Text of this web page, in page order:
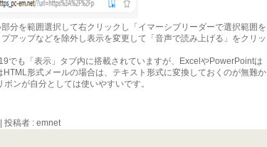
分を範囲選択して右クリックし「イマーシブリーダーで選択範囲を
アップなどを除外し表示を変更して「音声で読み上げる」をクリッ
でも「表示」タブ内に搭載されていますが、ExcelやPowerPointは
形式メールの場合は、テキスト形式に変換しておくのが無難か
ンが自分としては使いやすいです。
|投稿者 : emnet